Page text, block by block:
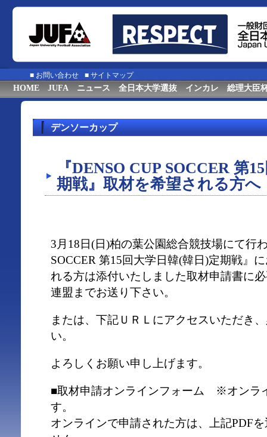
■ お問い合わせ ■ サイトマップ
HOME JUFA ニュース 全日本大学選抜 インカレ 総理大臣
デンソーカップ
『DENSO CUP SOCCER 第
期戦』取材を希望される方へ
3月18日(日)柏の葉公園総合競技場にて行
SOCCER 第15回大学日韓(韓日)定期戦』
れる方は添付いたしました取材申請書に
連盟までお送り下さい。
または、下記ＵＲＬにアクセスいただき
い。
よろしくお願い申し上げます。
■取材申請オンラインフォーム ※オンラ
す。
オンラインで申請された方は、上記PDF